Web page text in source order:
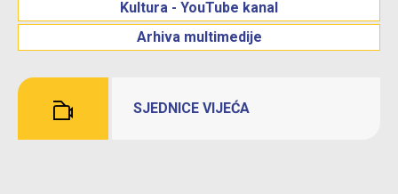
Kultura - YouTube kanal
Arhiva multimedije
SJEDNICE VIJEĆA